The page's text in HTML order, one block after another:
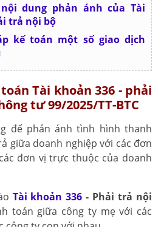
dung phản ánh của Tài
trả nội bộ
kế toán một số giao dịch
Tài khoản 336 - phải
tư 99/2025/TT-BTC
để phản ánh tình hình thanh
giữa doanh nghiệp với các đơn
đơn vị trực thuộc của doanh
Tài khoản 336 - Phải trả nội
toán giữa công ty mẹ với các